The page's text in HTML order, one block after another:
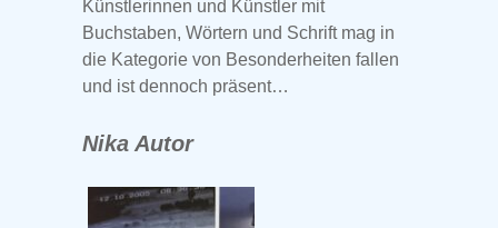
Künstlerinnen und Künstler mit
Buchstaben, Wörtern und Schrift mag in
die Kategorie von Besonderheiten fallen
und ist dennoch präsent…
Nika Autor